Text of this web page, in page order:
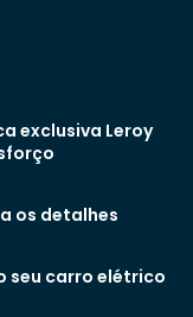
exclusiva Leroy
os detalhes
seu carro elétrico